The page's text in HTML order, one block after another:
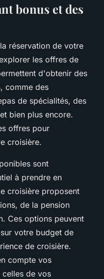
bonus et des
réservation de votre
les offres de
d'obtenir des
comme des
de spécialités, des
bien plus encore.
offres pour
croisière.
sont
à prendre en
croisière proposent
de la pension
Ces options peuvent
votre budget de
de croisière.
compte vos
celles de vos